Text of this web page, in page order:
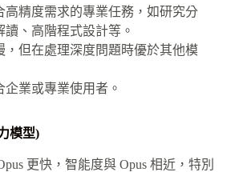
高精度需求的專業任務，如研究分
、高階程式設計等。
，但在處理深度問題時優於其他模
企業或專業使用者。
模型)
更快，智能度與 Opus 相近，特別